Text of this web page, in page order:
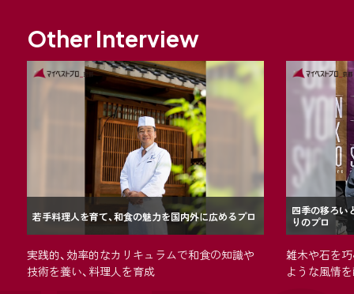
Other Interview
若手料理人を育て、和食の魅力を国内外に広めるプロ
実践的、効率的なカリキュラムで和食の知識や
技術を養い、料理人を育成
四季の移ろい
りのプロ
雑木や石を
ような風情